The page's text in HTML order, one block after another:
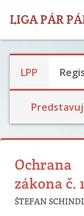
LIGA PÁR
LPP
zákona č.
ŠTEFAN